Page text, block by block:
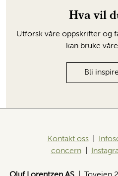
Hva vil
Utforsk våre oppskrifter og
kan bruke
Bli
Kontakt oss|
concern|